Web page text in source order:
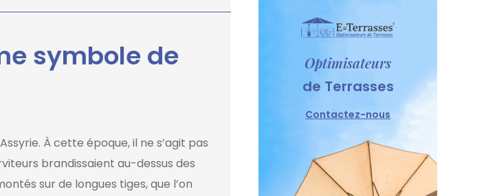
symbole de
À cette époque, il ne s’agit pas
brandissaient au-dessus des
sur de longues tiges, que l’on
Optimisateurs
de Terrasses
Contactez-nous